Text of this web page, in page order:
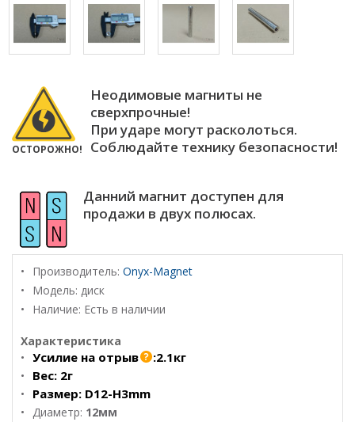
ОСТОРОЖНО!
Неодимовые магниты не
сверхпрочные!
При ударе могут расколоться.
Соблюдайте технику безопасности!
Данний магнит доступен для
продажи в двух полюсах.
Производитель: Onyx-Magnet
Модель: диск
Наличие: Есть в наличии
Характеристика
Усилие на отрыв :2.1кг
Вес: 2г
Размер: D12-H3mm
Диаметр: 12мм